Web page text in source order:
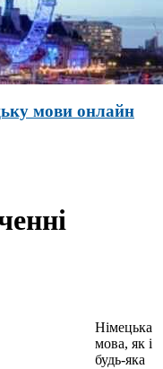
мови онлайн
Німецька
мова, як і
будь-яка